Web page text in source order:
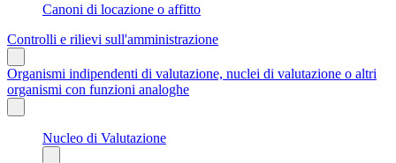
Canoni di locazione o affitto
Controlli e rilievi sull'amministrazione
Organismi indipendenti di valutazione, nuclei di valutazione o altri
organismi con funzioni analoghe
Nucleo di Valutazione